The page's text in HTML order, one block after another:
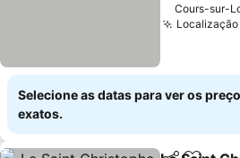
Cours-sur-
Localização
Selecione as datas para ver os
exatos.